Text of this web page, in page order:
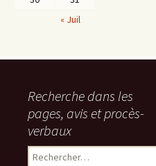
« Juil
Recherche dans les
pages, avis et procès-
verbaux
Rechercher :